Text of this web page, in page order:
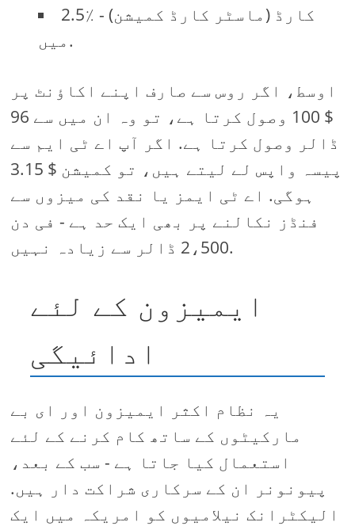
2.5٪ - کارڈ (ماسٹر کارڈ کمیشن)
میں.
اوسط، اگر روس سے صارف اپنے اکاؤنٹ پر
$ 100 وصول کرتا ہے، تو وہ ان میں سے 96
ڈالر وصول کرتا ہے. اگر آپ اے ٹی ایم سے
پیسہ واپس لے لیتے ہیں، تو کمیشن $ 3.15
ہوگی. اے ٹی ایمز یا نقد کی میزوں سے
فنڈز نکالنے پر بھی ایک حد ہے - فی دن
2،500 ڈالر سے زیادہ نہیں.
ایمیزون کے لئے
ادائیگی
یہ نظام اکثر ایمیزون اور ای بے
مارکیٹوں کے ساتھ کام کرنے کے لئے
استعمال کیا جاتا ہے - سب کے بعد،
پیونونر ان کے سرکاری شراکت دار ہیں.
الیکٹرانک نیلامیوں کو امریکہ میں ایک